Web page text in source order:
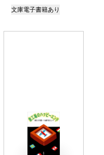
文庫電子書籍あり